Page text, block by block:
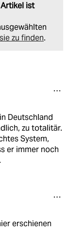
ist
zu finden.
Deutschland
zu totalitär.
System,
er immer noch
erschienen